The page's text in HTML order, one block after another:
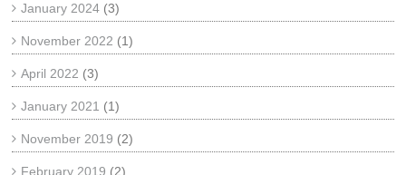
January 2024 (3)
November 2022 (1)
April 2022 (3)
January 2021 (1)
November 2019 (2)
February 2019 (2)